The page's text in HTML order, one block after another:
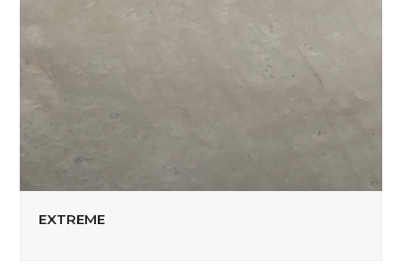
EXTREME